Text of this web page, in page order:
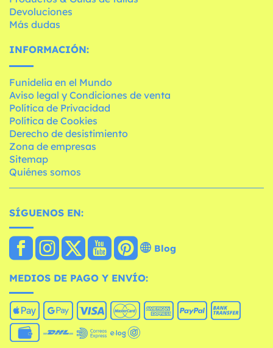
Devoluciones
Más dudas
INFORMACIÓN:
Funidelia en el Mundo
Aviso legal y Condiciones de venta
Política de Privacidad
Política de Cookies
Derecho de desistimiento
Zona de empresas
Sitemap
Quiénes somos
SÍGUENOS EN:
Blog
MEDIOS DE PAGO Y ENVÍO: